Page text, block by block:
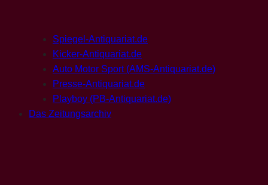
Spiegel-Antiquariat.de
Kicker-Antiquariat.de
Auto Motor Sport (AMS-Antiquariat.de)
Presse-Antiquariat.de
Playboy (PB-Antiquariat.de)
Das Zeitungsarchiv